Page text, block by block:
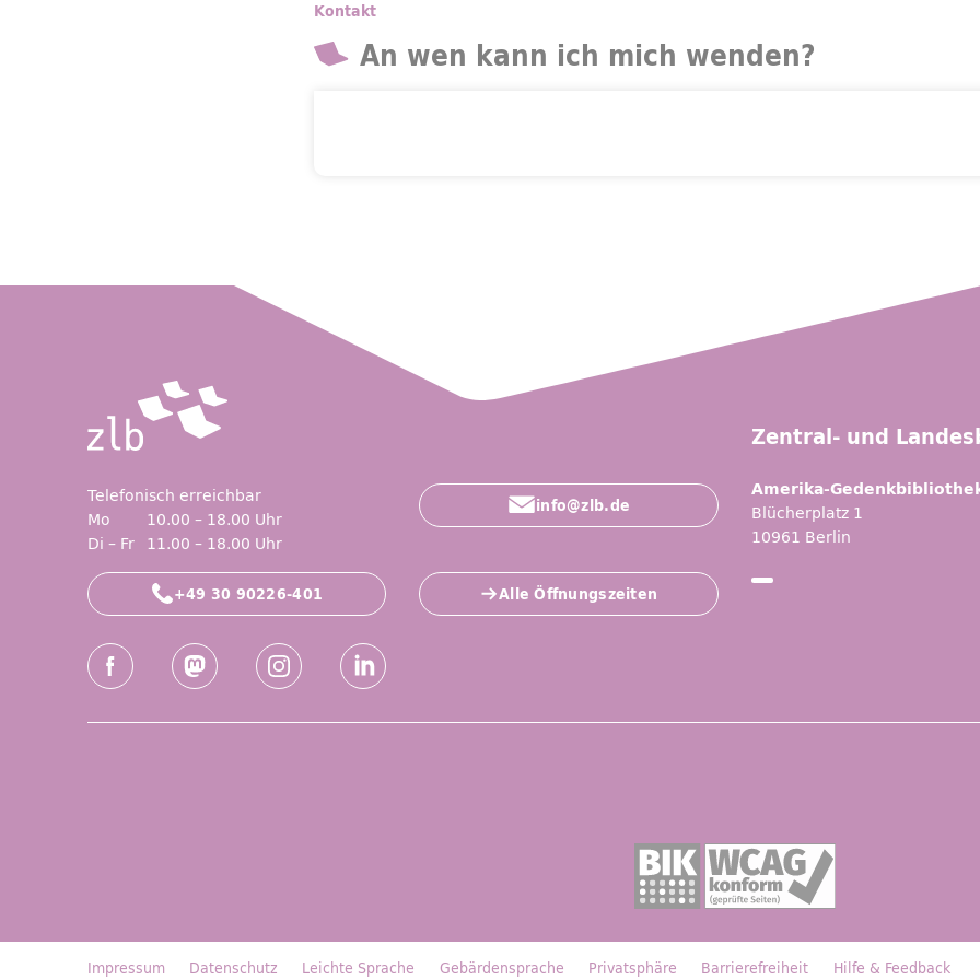
Kontakt
An wen kann ich mich wenden?
Zentral- und
Telefonisch erreichbar
Mo
10.00 – 18.00 Uhr
Di – Fr 11.00 – 18.00 Uhr
info@zlb.de
+49 30 90226-401 Alle Öffnungszeiten
Social-Media Kanäle der ZLB
Facebook Mastodon Instagram LinkedIn
Amerika-
Blücherplatz 1
10961 Berlin
Impressum Datenschutz Leichte Sprache Gebärdensprache Privatsphäre Barrierefreiheit Hilfe & Feedback